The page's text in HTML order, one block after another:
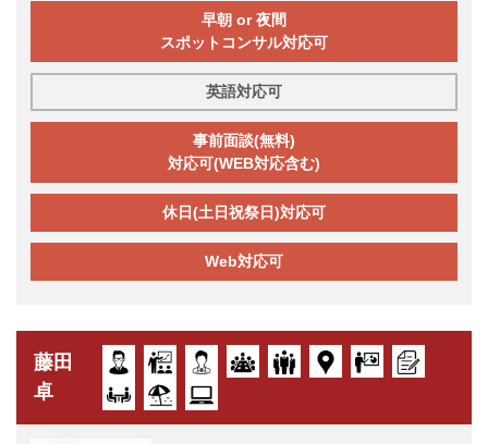
早朝 or 夜間
スポットコンサル対応可
英語対応可
事前面談(無料)
対応可(WEB対応含む)
休日(土日祝祭日)対応可
Web対応可
藤田
卓